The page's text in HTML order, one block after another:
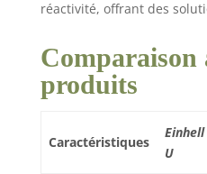
réactivité, offrant des
Comparaison
produits
Caractéristiques
Einhell
U